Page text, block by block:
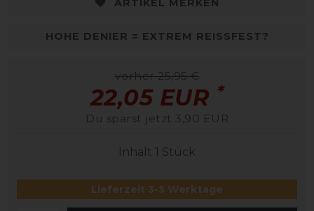
ARTIKEL MERKEN
HOHE DENIER = EXTREM REISSFEST?
vorher 25,95 €
22,05 EUR *
Du sparst jetzt 3,90 EUR
Inhalt 1 Stück
Lieferzeit 3-5 Werktage